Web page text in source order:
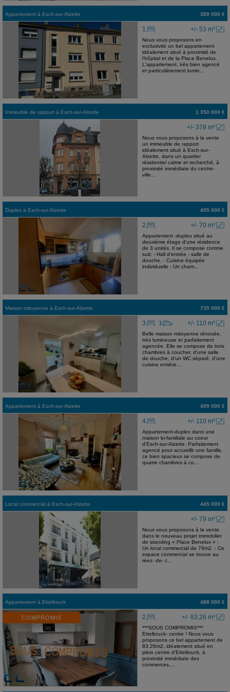
Appartement à Esch-sur-Alzette 389 000 €
+/- 53 m²
1
Nous vous proposons en
exclusivité un bel appartement
idéalement situé à proximité de
l'hôpital et de la Place Benelux.
L'appartement, très bien agencé
et particulièrement lumin...
Immeuble de rapport à Esch-sur-Alzette 1 350 000 €
+/- 378 m²
Nous vous proposons à la vente
un immeuble de rapport
idéalement situé à Esch-sur-
Alzette, dans un quartier
résidentiel calme et recherché, à
proximité immédiate du centre-
ville...
Duplex à Esch-sur-Alzette 495 000 €
+/- 70 m²
2
Appartement -duplex situé au
deuxième étage d'une résidence
de 3 unités. Il se compose comme
suit: - Hall d'entrée - salle de
douche. - Cuisine équipée
individuelle - Un cham...
Maison mitoyenne à Esch-sur-Alzette 735 000 €
+/- 110 m²
3 1
Belle maison mitoyenne rénovée,
très lumineuse et parfaitement
agencée. Elle se compose de trois
chambres à coucher, d'une salle
de douche, d'un WC séparé, d'une
cuisine entière...
Appartement à Esch-sur-Alzette 499 000 €
+/- 110 m²
4
Appartement-duplex dans une
maison bi-familiale au coeur
d'Esch-sur-Alzette. Parfaitement
agencé pour accueillir une famille,
ce bien spacieux se compose de
quatre chambres à co...
Local commercial à Esch-sur-Alzette 445 000 €
+/- 79 m²
Nous vous proposons à la vente
dans le nouveau projet immobilier
de standing « Place Benelux » :
Un local commercial de 79m2. - Ce
espace commercial se trouve au
réez- de- c...
Appartement à Ettelbruck 488 000 €
COMPROMIS +/- 83,26 m²
2
***SOUS COMPROMIS***
Ettelbruck- centre ! Nous vous
proposons ce bel appartement de
83.26m2, idéalement situé en
plein centre d'Ettelbruck, à
proximité immédiate des
commerces,...